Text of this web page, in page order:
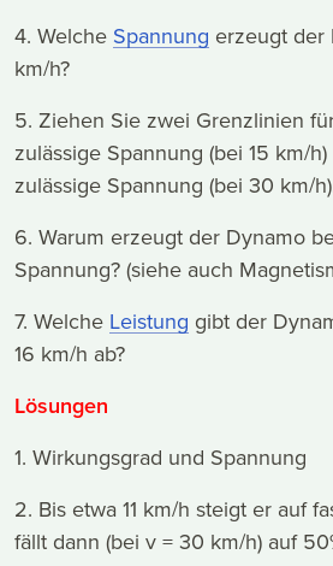
4. Welche Spannung erzeugt der
km/h?
5. Ziehen Sie zwei Grenzlinien
zulässige Spannung (bei 15 km/
zulässige Spannung (bei 30 km/
6. Warum erzeugt der Dynamo
Spannung? (siehe auch
7. Welche Leistung gibt der
16 km/h ab?
Lösungen
1. Wirkungsgrad und Spannung
2. Bis etwa 11 km/h steigt er auf
fällt dann (bei v = 30 km/h) auf